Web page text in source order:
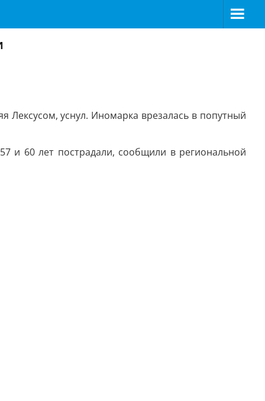
уснул. Иномарка врезалась в попутный
и 60 лет пострадали, сообщили в региональной